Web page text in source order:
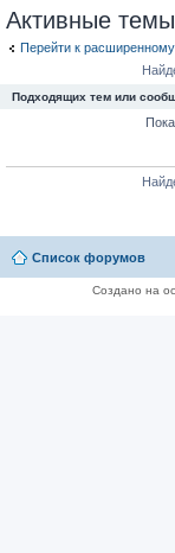
Активные темы
Перейти к
Подходящих тем или
Список форумов
Создано на